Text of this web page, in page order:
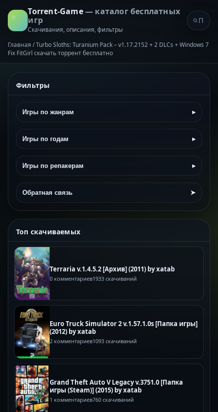
Torrent-Game— каталог бесплатных
игр
Скачивания, описания, фильтры
Главная /Turbo Sloths: Turanium Pack – v1.17.2152 + 2 DLCs + Windows 7
Fix FitGirl скачать торрент бесплатно
Фильтры
Игры по жанрам ▸
Игры по годам ▸
Игры по репакерам ▸
Обратная связь ➤
Топ скачиваемых
Terraria v.1.4.5.2 [Архив] (2011) by xatab
0 комментариев1933 скачиваний
Euro Truck Simulator 2 v.1.57.1.0s [Папка игры]
(2012) by xatab
2 комментариев1093 скачиваний
Grand Theft Auto V Legacy v.3751.0 [Папка
игры (Steam)] (2015) by xatab
1 комментариев760 скачиваний